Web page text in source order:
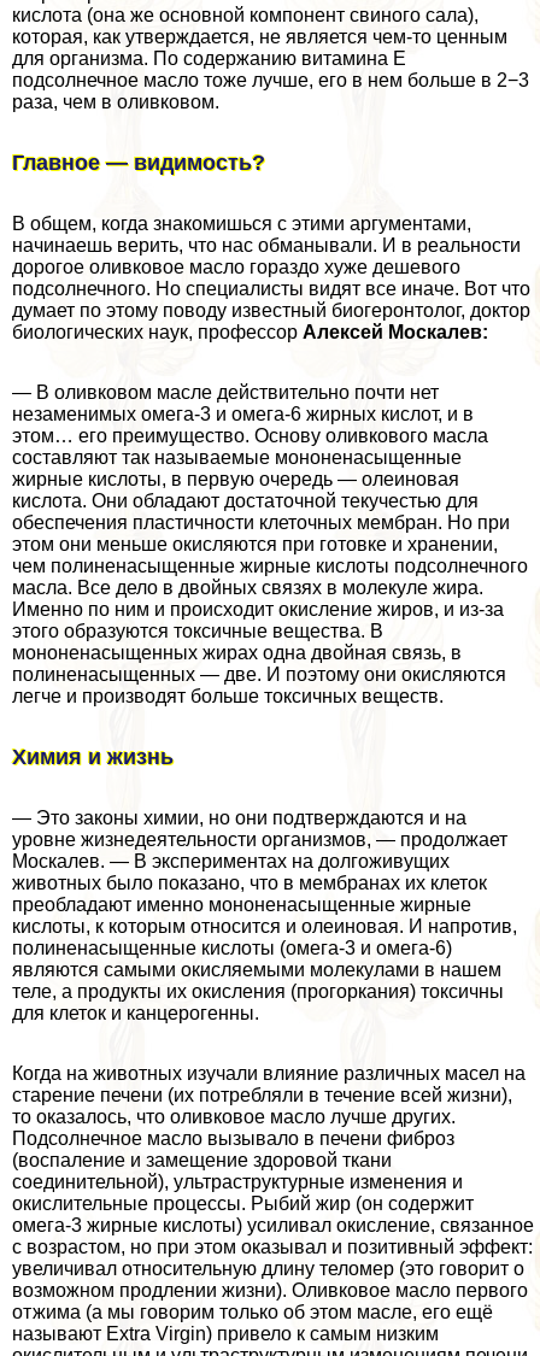
кислота (она же основной компонент свиного сала),
которая, как утверждается, не является чем-то ценным
для организма. По содержанию витамина E
подсолнечное масло тоже лучше, его в нем больше в 2−3
раза, чем в оливковом.
Главное — видимость?
В общем, когда знакомишься с этими аргументами,
начинаешь верить, что нас обманывали. И в реальности
дорогое оливковое масло гораздо хуже дешевого
подсолнечного. Но специалисты видят все иначе. Вот что
думает по этому поводу известный биогеронтолог, доктор
биологических наук, профессор Алексей Москалев:
— В оливковом масле действительно почти нет
незаменимых омега-3 и омега-6 жирных кислот, и в
этом… его преимущество. Основу оливкового масла
составляют так называемые мононенасыщенные
жирные кислоты, в первую очередь — олеиновая
кислота. Они обладают достаточной текучестью для
обеспечения пластичности клеточных мембран. Но при
этом они меньше окисляются при готовке и хранении,
чем полиненасыщенные жирные кислоты подсолнечного
масла. Все дело в двойных связях в молекуле жира.
Именно по ним и происходит окисление жиров, и из-за
этого образуются токсичные вещества. В
мононенасыщенных жирах одна двойная связь, в
полиненасыщенных — две. И поэтому они окисляются
легче и производят больше токсичных веществ.
Химия и жизнь
— Это законы химии, но они подтверждаются и на
уровне жизнедеятельности организмов, — продолжает
Москалев. — В экспериментах на долгоживущих
животных было показано, что в мембранах их клеток
преобладают именно мононенасыщенные жирные
кислоты, к которым относится и олеиновая. И напротив,
полиненасыщенные кислоты (омега-3 и омега-6)
являются самыми окисляемыми молекулами в нашем
теле, а продукты их окисления (прогоркания) токсичны
для клеток и канцерогенны.
Когда на животных изучали влияние различных масел на
старение печени (их потрeбляли в течение всей жизни),
то оказалось, что оливковое масло лучше других.
Подсолнечное масло вызывало в печени фиброз
(воспаление и замещение здоровой ткани
соединительной), ультраструктурные изменения и
окислительные процессы. Рыбий жир (он содержит
омега-3 жирные кислоты) усиливал окисление, связанное
с возрастом, но при этом оказывал и позитивный эффект:
увеличивал относительную длину теломер (это говорит о
возможном продлении жизни). Оливковое масло первого
отжима (а мы говорим только об этом масле, его ещё
называют Extra Virgin) привело к самым низким